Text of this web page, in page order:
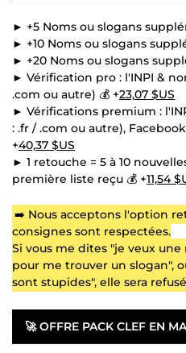
► +5 Noms ou slogans
► +10 Noms ou slogans
► +20 Noms ou slogans
► Vérification pro : l'INPI &
.com ou autre) 💰 +23,07 $US
► Vérifications premium :
: .fr / .com ou autre),
+40,37 $US
► 1 retouche = 5 à 10
première liste reçu 💰 +11,54
➡️ Nous acceptons l'option
consignes sont respectées.
Si vous me dites "je veux
pour me trouver un slogan",
sont stupides", elle sera
🚀OFFRE PACK CLEF EN